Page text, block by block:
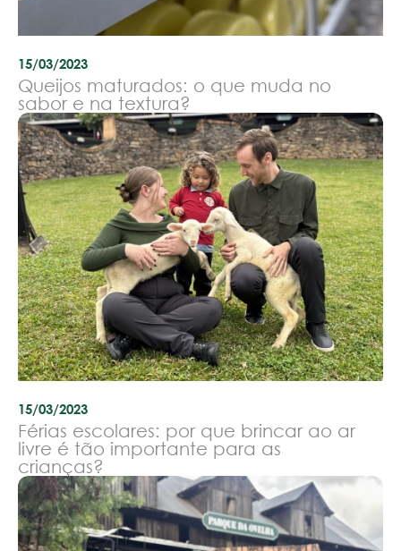
15/03/2023
Queijos maturados: o que muda no
sabor e na textura?
15/03/2023
Férias escolares: por que brincar ao ar
livre é tão importante para as
crianças?